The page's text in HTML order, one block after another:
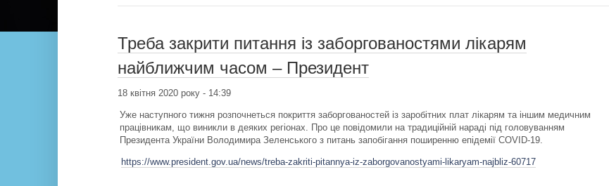
Треба закрити питання із заборгованостями лікарям
найближчим часом – Президент
18 квітня 2020 року - 14:39
Уже наступного тижня розпочнеться покриття заборгованостей із заробітних плат лікарям та іншим медичним
працівникам, що виникли в деяких регіонах. Про це повідомили на традиційній нараді під головуванням
Президента України Володимира Зеленського з питань запобігання поширенню епідемії COVID-19.
https://www.president.gov.ua/news/treba-zakriti-pitannya-iz-zaborgovanostyami-likaryam-najbliz-60717